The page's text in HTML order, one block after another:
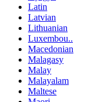
Latin
Latvian
Lithuanian
Luxembou..
Macedonian
Malagasy
Malay
Malayalam
Maltese